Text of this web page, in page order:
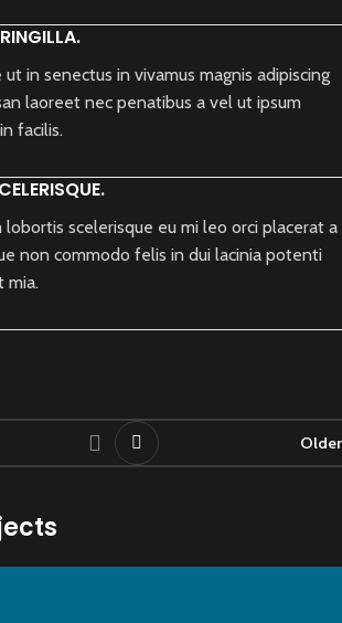
ut in senectus in vivamus magnis adipiscing
laoreet nec penatibus a vel ut ipsum
facilis.
lobortis scelerisque eu mi leo orci placerat a
non commodo felis in dui lacinia potenti
mia.
Older